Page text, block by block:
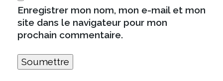
Enregistrer mon nom, mon e-mail et mon
site dans le navigateur pour mon
prochain commentaire.